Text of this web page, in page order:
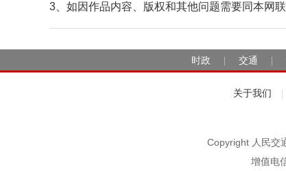
3、如因作品内容、版权和其他问题需要同本网
时政 交通
关于我们
Copyright 人民交
增值电